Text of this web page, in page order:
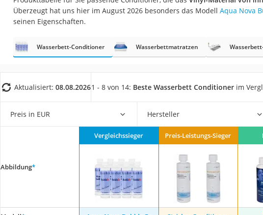
Duschkopf mit Kalkfilter
Bettgitter
Spannbettlaken
Duschpaneel
Service
Überzeugt hat uns hier im August 2026 besonders das Modell Aqua Nova
seinen Eigenschaften.
Wasserbett-Conditioner Wasserbettmatratzen
Aktualisiert: 08.08.20261 - 8 von 14: Beste Wasserbett Conditioner im
Preis in EUR Hersteller
Abbildung*
Vergleichssieger Preis-Leistungs-Sieger